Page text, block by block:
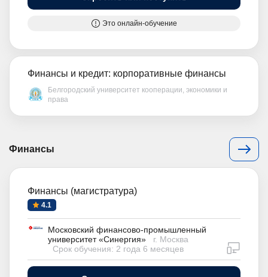
Это онлайн-обучение
Финансы и кредит: корпоративные финансы
Белгородский университет кооперации, экономики и
права
Финансы
Финансы (магистратура)
4.1
Московский финансово-промышленный
университет «Синергия»
г. Москва
Срок обучения: 2 года 6 месяцев